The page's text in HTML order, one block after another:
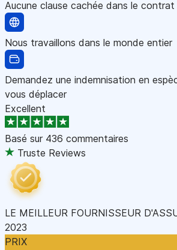
Aucune clause cachée dans le contrat
Nous travaillons dans le monde entier
Demandez une indemnisation en
vous déplacer
Excellent
Basé sur 436 commentaires
Truste Reviews
LE MEILLEUR FOURNISSEUR
2023
PRIX